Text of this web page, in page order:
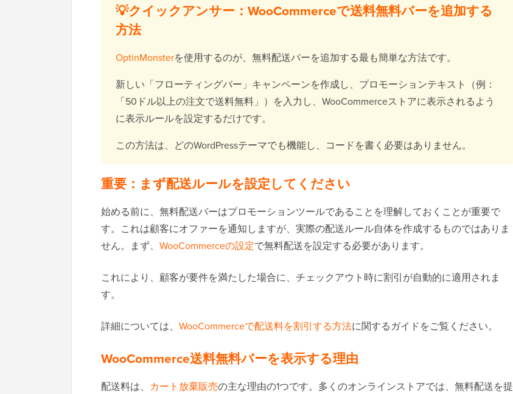
💡クイックアンサー：WooCommerceで送料無料バーを追加する
方法
OptinMonsterを使用するのが、無料配送バーを追加する最も簡単な方法です。
新しい「フローティングバー」キャンペーンを作成し、プロモーションテキスト（例：
「50ドル以上の注文で送料無料」）を入力し、WooCommerceストアに表示されるよう
に表示ルールを設定するだけです。
この方法は、どのWordPressテーマでも機能し、コードを書く必要はありません。
重要：まず配送ルールを設定してください
始める前に、無料配送バーはプロモーションツールであることを理解しておくことが重要で
す。これは顧客にオファーを通知しますが、実際の配送ルール自体を作成するものではありま
せん。まず、 WooCommerceの設定で無料配送を設定する必要があります。
これにより、顧客が要件を満たした場合に、チェックアウト時に割引が自動的に適用されま
す。
詳細については、 WooCommerceで配送料を割引する方法に関するガイドをご覧ください。
WooCommerce送料無料バーを表示する理由
配送料は、 カート放棄販売の主な理由の1つです。多くのオンラインストアでは、無料配送を提